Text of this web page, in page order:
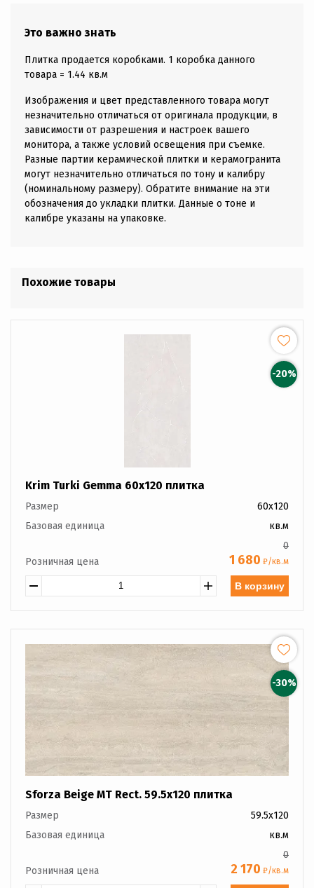
Это важно знать
Плитка продается коробками. 1 коробка данного
товара = 1.44 кв.м
Изображения и цвет представленного товара могут
незначительно отличаться от оригинала продукции, в
зависимости от разрешения и настроек вашего
монитора, а также условий освещения при съемке.
Разные партии керамической плитки и керамогранита
могут незначительно отличаться по тону и калибру
(номинальному размеру). Обратите внимание на эти
обозначения до укладки плитки. Данные о тоне и
калибре указаны на упаковке.
Похожие товары
-20%
Krim Turki Gemma 60x120 плитка
Размер
60x120
Базовая единица
кв.м
Розничная цена
0
1 680 ₽/кв.м
В корзину
-30%
Sforza Beige MT Rect. 59.5x120 плитка
Размер
59.5x120
Базовая единица
кв.м
Розничная цена
0
2 170 ₽/кв.м